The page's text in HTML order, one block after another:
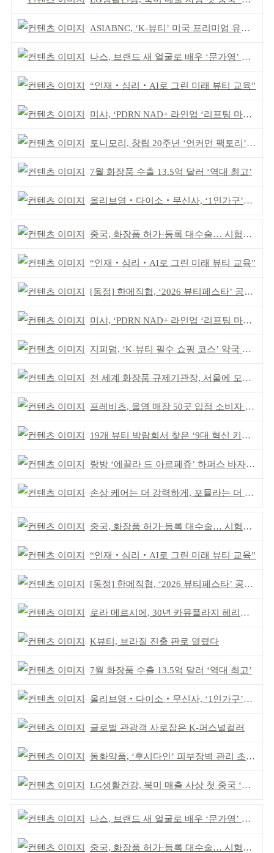
ASIABNC, ‘K-뷰티’ 미국 프리미엄 유통 확대 추진
나스, 브랜드 새 얼굴로 배우 ‘문가영’ 발탁
“인재‧심리‧AI로 그린 미래 뷰티 교육”
미샤, ‘PDRN NAD+ 라인업 ‘리프팅 마스크’ 출시
토니모리, 창립 20주년 ‘언커먼 팩토리’ 팝업 성료
7월 화장품 수출 13.5억 달러 ‘역대 최고’
올리브영‧다이소‧무신사, ‘1인가구’가 이끈다
중국, 화장품 허가·등록 대수술… 시험자료 공용 허용
“인재‧심리‧AI로 그린 미래 뷰티 교육”
[동정] 한메직협, ‘2026 뷰티페스타’ 공동 주최
미샤, ‘PDRN NAD+ 라인업 ‘리프팅 마스크’ 출시
지피덤, ‘K-뷰티 필수 쇼핑 코스’ 약국 공략
전 세계 화장품 규제기관장, 서울에 모인다
프레비츠, 올영 매장 50곳 입점 소비자 접점 강화
19개 뷰티 박람회서 찾은 ‘9대 혁신 키워드’
랑방 ‘에끌라 드 아르페쥬’ 하퍼스 바자 화보 공개
손상 케어는 더 강력하게, 포뮬라는 더 산뜻하게!
중국, 화장품 허가·등록 대수술… 시험자료 공용 허용
“인재‧심리‧AI로 그린 미래 뷰티 교육”
[동정] 한메직협, ‘2026 뷰티페스타’ 공동 주최
로라 메르시에, 30년 카뮤플라지 헤리티지 담아
K뷰티, 브라질 진출 판로 열렸다
7월 화장품 수출 13.5억 달러 ‘역대 최고’
올리브영‧다이소‧무신사, ‘1인가구’가 이끈다
글로벌 관광객 사로잡은 K-퍼스널컬러
동화약품, ‘후시다인’ 피부장벽 관리 초점 ‘리브랜딩’
LG생활건강, 북미 매출 사상 첫 중국 ‘추월’
나스, 브랜드 새 얼굴로 배우 ‘문가영’ 발탁
중국, 화장품 허가·등록 대수술… 시험자료 공용 허용